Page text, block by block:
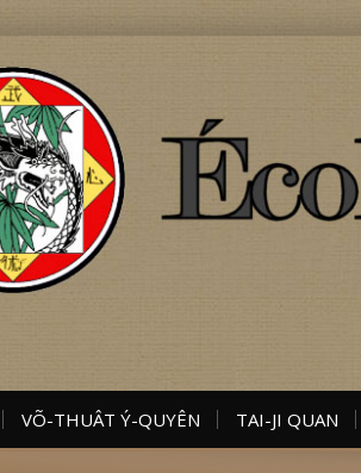
VÕ-THUÂT Ý-QUYÊN TAI-JI QUAN